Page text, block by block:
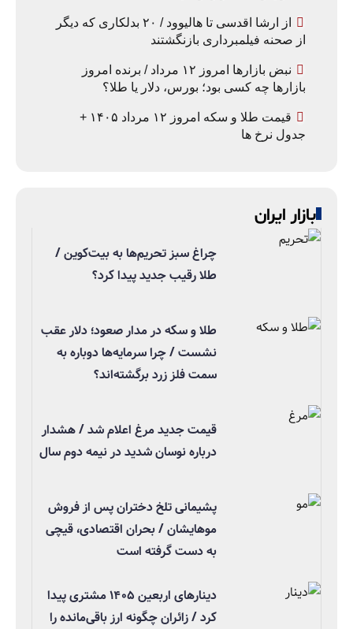
از ارشا اقدسی تا هالیوود / ۲۰ بدلکاری که دیگر
از صحنه فیلمبرداری بازنگشتند
نبض بازارها امروز ۱۲ مرداد / برنده امروز
بازارها چه کسی بود؛ بورس، دلار یا طلا؟
قیمت طلا و سکه امروز ۱۲ مرداد ۱۴۰۵ +
جدول نرخ ها
بازار ایران
چراغ سبز تحریم‌ها به بیت‌کوین /
طلا رقیب جدید پیدا کرد؟
طلا و سکه در مدار صعود؛ دلار عقب
نشست / چرا سرمایه‌ها دوباره به
سمت فلز زرد برگشته‌اند؟
قیمت جدید مرغ اعلام شد / هشدار
درباره نوسان شدید در نیمه دوم سال
پشیمانی تلخ دختران پس از فروش
موهایشان / بحران اقتصادی، قیچی
به دست گرفته است
دینارهای اربعین ۱۴۰۵ مشتری پیدا
کرد / زائران چگونه ارز باقی‌مانده را